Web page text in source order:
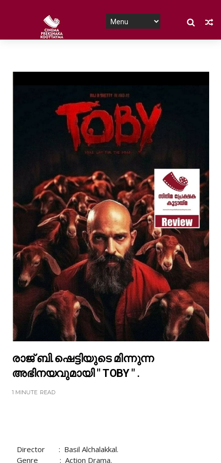
രാജ് ബി.ഷെട്ടിയുടെ മിന്നുന്ന
അഭിനയവുമായി " TOBY " .
1 MINUTE READ
Director : Basil Alchalakkal.
Genre : Action Drama.